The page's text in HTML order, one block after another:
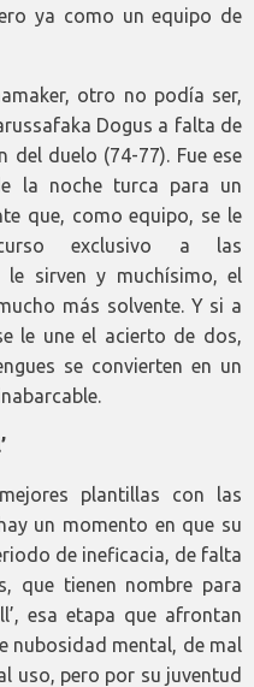
ya como un equipo de
otro no podía ser,
Dogus a falta de
duelo (74-77). Fue ese
la noche turca para un
que, como equipo, se le
exclusivo a las
le sirven y muchísimo, el
más solvente. Y si a
le une el acierto de dos,
se convierten en un
plantillas con las
un momento en que su
de ineficacia, de falta
que tienen nombre para
esa etapa que afrontan
nubosidad mental, de mal
uso, pero por su juventud